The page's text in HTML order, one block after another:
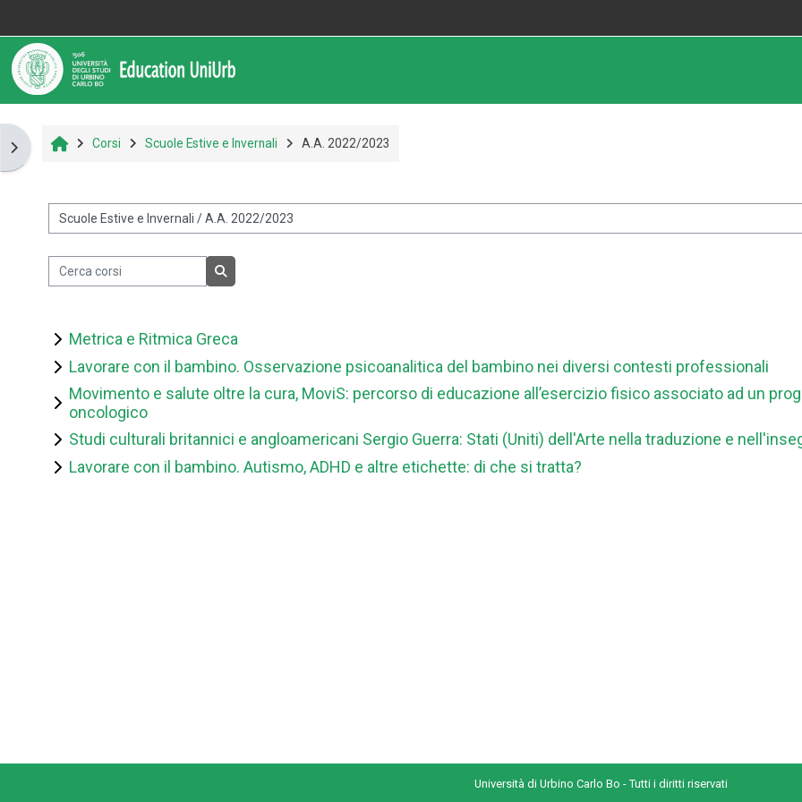
Informazioni
Assistenza
Informazioni generali
Istruzioni per docenti
Istruzioni per studenti
Portale UniUrb
Apri il cassetto del blocco
Home
Corsi Scuole Estive e Invernali A.A. 2022/2023
&nbsp;
Cerca corsi
Metrica e Ritmica Greca
Lavorare con il bambino. Osservazione psicoanalitica del bambino nei diversi contesti professionali
Movimento e salute oltre la cura, MoviS: percorso di educazione all’esercizio fisico associato ad un
oncologico
Studi culturali britannici e angloamericani Sergio Guerra: Stati (Uniti) dell'Arte nella traduzione e
Lavorare con il bambino. Autismo, ADHD e altre etichette: di che si tratta?
Università di Urbino Carlo Bo - Tutti i diritti riservati